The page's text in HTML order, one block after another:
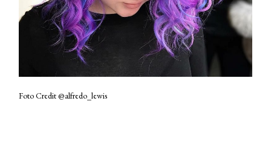
Foto Credit @alfredo_lewis
DAVINES
Davines presenta cofanetti beauty
preziosi per un regalo adatto ad
ogni capello
COSMOPROF WORLDWIDE BOLOGNA
Cosmprof Worldwide Bologna
presenta THE BEAUTY &